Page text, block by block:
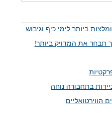
את המדויק ביותר!
בתחבורה נוחה
הווירטואליים